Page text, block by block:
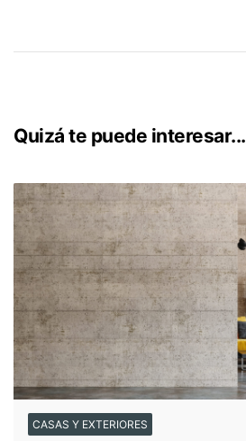
Quizá te puede interesar...
CASAS Y EXTERIORES